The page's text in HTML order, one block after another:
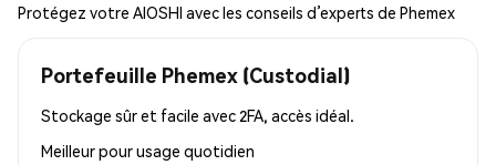
Protégez votre AIOSHI avec les conseils d’experts de Phemex
Portefeuille Phemex (Custodial)
Stockage sûr et facile avec 2FA, accès idéal.
Meilleur pourusage quotidien